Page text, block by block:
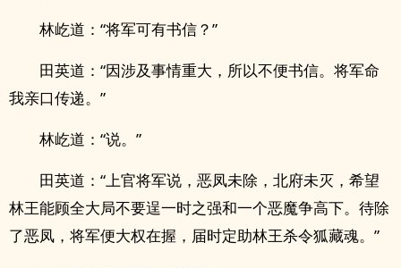
林屹道：“将军可有书信？”
田英道：“因涉及事情重大，所以不便书信。将军命
我亲口传递。”
林屹道：“说。”
田英道：“上官将军说，恶凤未除，北府未灭，希望
林王能顾全大局不要逞一时之强和一个恶魔争高下。待除
了恶凤，将军便大权在握，届时定助林王杀令狐藏魂。”